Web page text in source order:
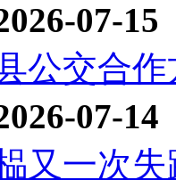
07-15
公交合
07-14
又一次